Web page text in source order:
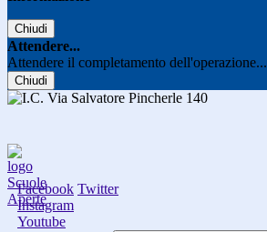
Chiudi
Attendere...
Attendere il completamento dell'operazione...
Chiudi
Facebook Twitter
Instagram
Youtube